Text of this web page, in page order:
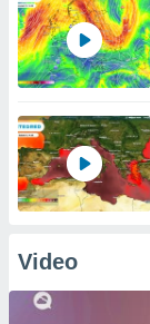
Video